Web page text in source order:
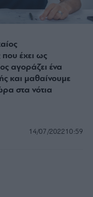
που έχει ως
αγοράζει ένα
και μαθαίνουμε
στα νότια
14/07/202210:59